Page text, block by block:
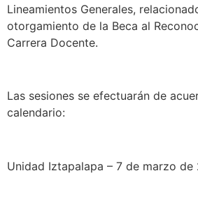
Lineamientos Generales,
otorgamiento de la Beca al
Carrera Docente.
Las sesiones se efectuarán de
calendario:
Unidad Iztapalapa – 7 de marzo de